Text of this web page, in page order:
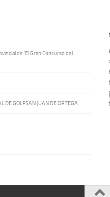
de ‘El Gran Concurso del
DE GOLFSAN JUAN DE ORTEGA